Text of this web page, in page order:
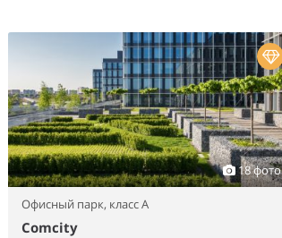
18 фото
Офисный парк, класс A
Comcity